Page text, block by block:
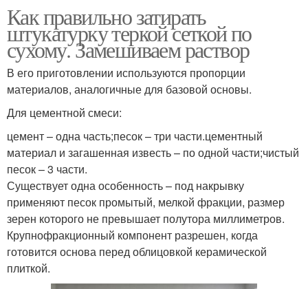
Как правильно затирать
штукатурку теркой сеткой по
сухому. Замешиваем раствор
В его приготовлении используются пропорции
материалов, аналогичные для базовой основы.
Для цементной смеси:
цемент – одна часть;песок – три части.цементный
материал и загашенная известь – по одной части;чистый
песок – 3 части.
Существует одна особенность – под накрывку
применяют песок промытый, мелкой фракции, размер
зерен которого не превышает полутора миллиметров.
Крупнофракционный компонент разрешен, когда
готовится основа перед облицовкой керамической
плиткой.